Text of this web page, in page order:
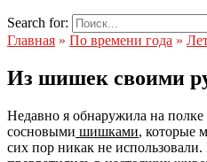
Search for:
Главная » По времени года »
Из шишек своими
Недавно я обнаружила на
сосновыми шишками, которые
сих пор никак не